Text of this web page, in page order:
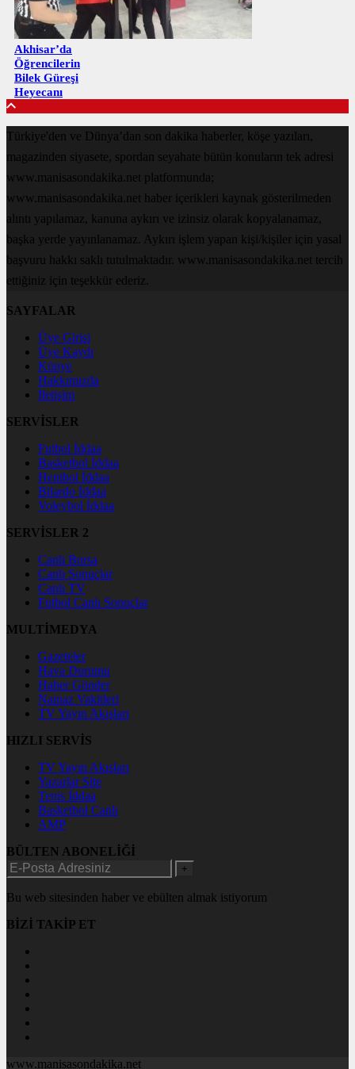
Akhisar’da
Öğrencilerin
Bilek Güreşi
Heyecanı
Türkiye'den ve Dünya’dan son dakika haberler, köşe yazıları,
magazinden siyasete, spordan seyahate bütün konuların tek adresi
www.manisasondakika.net platformunda;
www.manisasondakika.net haber içerikleri kaynak gösterilmeden
alıntı yapılamaz, kanuna aykırı ve izinsiz olarak kopyalanamaz,
başka yerde yayınlanamaz. Aykırı işlem yapan kişi/kişiler için yasal
başvuru hakkı saklı tutulmaktadır. www.manisasondakika.net tercih
ettiğiniz için teşekkür ederiz.
SAYFALAR
Üye Girişi
Üye Kaydı
Künye
Hakkımızda
İletişim
SERVİSLER
Futbol İddaa
Basketbol İddaa
Hentbol İddaa
Bilardo İddaa
Voleybol İddaa
SERVİSLER 2
Canlı Borsa
Canlı Sonuçlar
Canlı TV
Futbol Canlı Sonuçlar
MULTİMEDYA
Gazeteler
Hava Durumu
Haber Gönder
Namaz Vakitleri
TV Yayın Akışları
HIZLI SERVİS
TV Yayın Akışları
Yazarlar Site
Tenis İddaa
Basketbol Canlı
AMP
BÜLTEN ABONELİĞİ
+
Bu web sitesinden haber ve ebülten almak istiyorum
BİZİ TAKİP ET
www.manisasondakika.net